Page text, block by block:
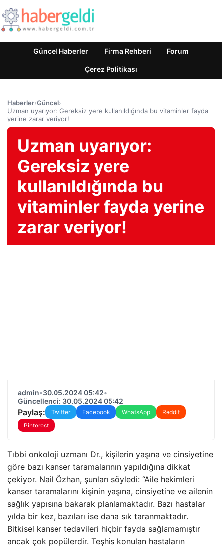
Güncel Haberler Firma Rehberi Forum
Çerez Politikası
Haberler›Güncel›
Uzman uyarıyor: Gereksiz yere kullanıldığında bu vitaminler fayda
yerine zarar veriyor!
Uzman uyarıyor:
Gereksiz yere
kullanıldığında bu
vitaminler fayda yerine
zarar veriyor!
admin•30.05.2024 05:42•
Güncellendi: 30.05.2024 05:42
Paylaş: Twitter Facebook WhatsApp
Reddit
Pinterest
Tıbbi onkoloji uzmanı Dr., kişilerin yaşına ve cinsiyetine
göre bazı kanser taramalarının yapıldığına dikkat
çekiyor. Nail Özhan, şunları söyledi: “Aile hekimleri
kanser taramalarını kişinin yaşına, cinsiyetine ve ailenin
sağlık yapısına bakarak planlamaktadır. Bazı hastalar
yılda bir kez, bazıları ise daha sık taranmaktadır.
Bitkisel kanser tedavileri hiçbir fayda sağlamamıştır
ancak çok popülerdir. Teşhis konulan hastaların